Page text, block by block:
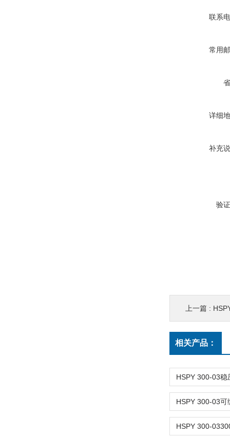
联系
常用
详细
补充
验
上一篇 :
相关产品：